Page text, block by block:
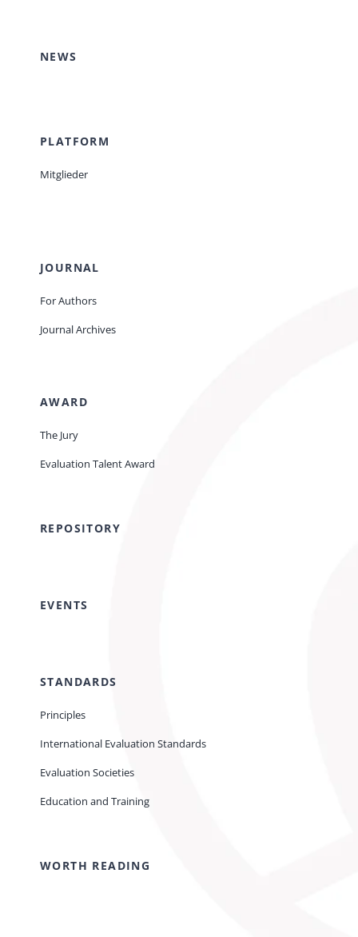
NEWS
PLATFORM
Mitglieder
JOURNAL
For Authors
Journal Archives
AWARD
The Jury
Evaluation Talent Award
REPOSITORY
EVENTS
STANDARDS
Principles
International Evaluation Standards
Evaluation Societies
Education and Training
WORTH READING